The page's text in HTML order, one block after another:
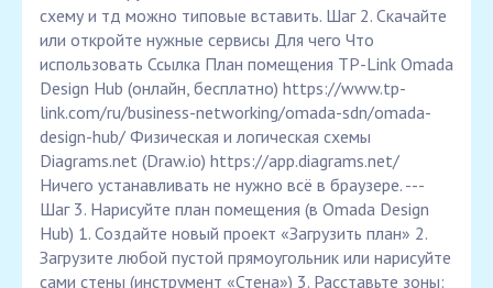
схему и тд можно типовые вставить. Шаг 2. Скачайте
или откройте нужные сервисы Для чего Что
использовать Ссылка План помещения TP-Link Omada
Design Hub (онлайн, бесплатно) https://www.tp-
link.com/ru/business-networking/omada-sdn/omada-
design-hub/ Физическая и логическая схемы
Diagrams.net (Draw.io) https://app.diagrams.net/
Ничего устанавливать не нужно всё в браузере. ---
Шаг 3. Нарисуйте план помещения (в Omada Design
Hub) 1. Создайте новый проект «Загрузить план» 2.
Загрузите любой пустой прямоугольник или нарисуйте
сами стены (инструмент «Стена») 3. Расставьте зоны: